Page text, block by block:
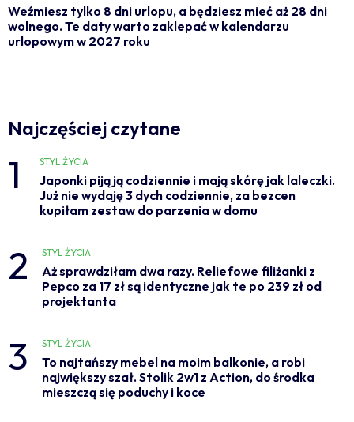
Weźmiesz tylko 8 dni urlopu, a będziesz mieć aż 28 dni
wolnego. Te daty warto zaklepać w kalendarzu
urlopowym w 2027 roku
Najczęściej czytane
1 STYL ŻYCIA
Japonki piją ją codziennie i mają skórę jak laleczki.
Już nie wydaję 3 dych codziennie, za bezcen
kupiłam zestaw do parzenia w domu
2 STYL ŻYCIA
Aż sprawdziłam dwa razy. Reliefowe filiżanki z
Pepco za 17 zł są identyczne jak te po 239 zł od
projektanta
3 STYL ŻYCIA
To najtańszy mebel na moim balkonie, a robi
największy szał. Stolik 2w1 z Action, do środka
mieszczą się poduchy i koce